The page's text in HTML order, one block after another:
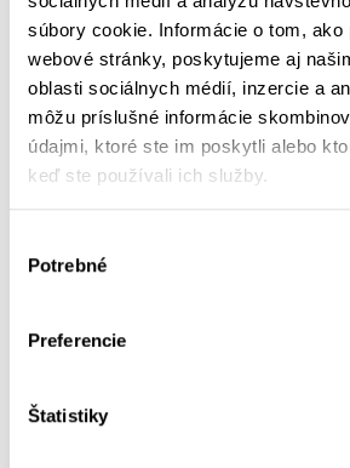
súbory cookie. Informácie o tom, ako
webové stránky, poskytujeme aj
oblasti sociálnych médií, inzercie a
môžu príslušné informácie
údajmi, ktoré ste im poskytli alebo
keď ste používali ich služby.
súhlasu
Potrebné
Preferencie
Štatistiky
S
10,70 €
Potrebujete